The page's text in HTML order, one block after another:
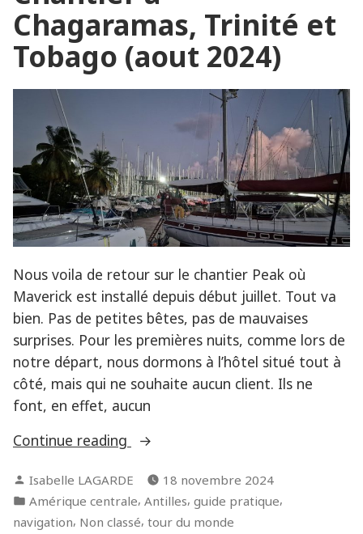
Béquia »
par
Union,
les
Tobago
Chagaramas, Trinité et
Tobago (aout 2024)
Nous voila de retour sur le chantier Peak où
Maverick est installé depuis début juillet. Tout va
bien. Pas de petites bêtes, pas de mauvaises
surprises. Pour les premières nuits, comme lors de
notre départ, nous dormons à l’hôtel situé tout à
côté, mais qui ne souhaite aucun client. Ils ne
font, en effet, aucun
Continue reading
« Chantier
Chagaramas,
Trinité
et
Posted
by
Isabelle LAGARDE
18 novembre 2024
Posted
in
Amérique centrale, Antilles, guide pratique,
navigation, Non classé, tour du monde